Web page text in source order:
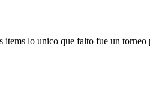
items lo unico que falto fue un